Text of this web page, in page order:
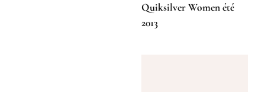
Quiksilver Women été
2013